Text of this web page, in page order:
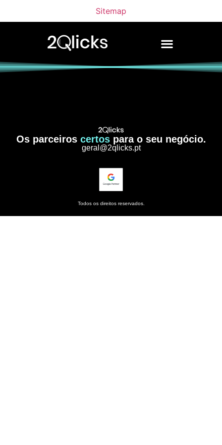
Sitemap
Os parceiros certospara o seu negócio.
geral@2qlicks.pt
Todos os direitos reservados.